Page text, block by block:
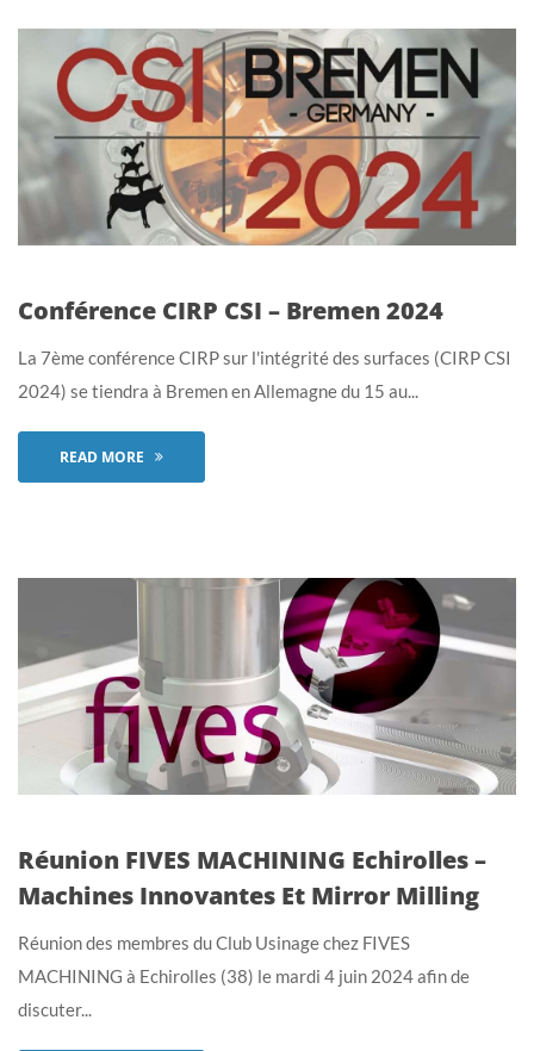
Conférence CIRP CSI – Bremen 2024
La 7ème conférence CIRP sur l'intégrité des surfaces (CIRP CSI
2024) se tiendra à Bremen en Allemagne du 15 au...
READ MORE
Réunion FIVES MACHINING Echirolles –
Machines Innovantes Et Mirror Milling
Réunion des membres du Club Usinage chez FIVES
MACHINING à Echirolles (38) le mardi 4 juin 2024 afin de
discuter...